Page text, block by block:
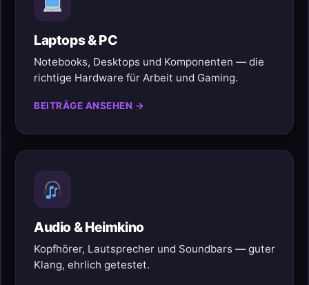
Laptops & PC
Notebooks, Desktops und Komponenten — die
richtige Hardware für Arbeit und Gaming.
BEITRÄGE ANSEHEN →
Audio & Heimkino
Kopfhörer, Lautsprecher und Soundbars — guter
Klang, ehrlich getestet.